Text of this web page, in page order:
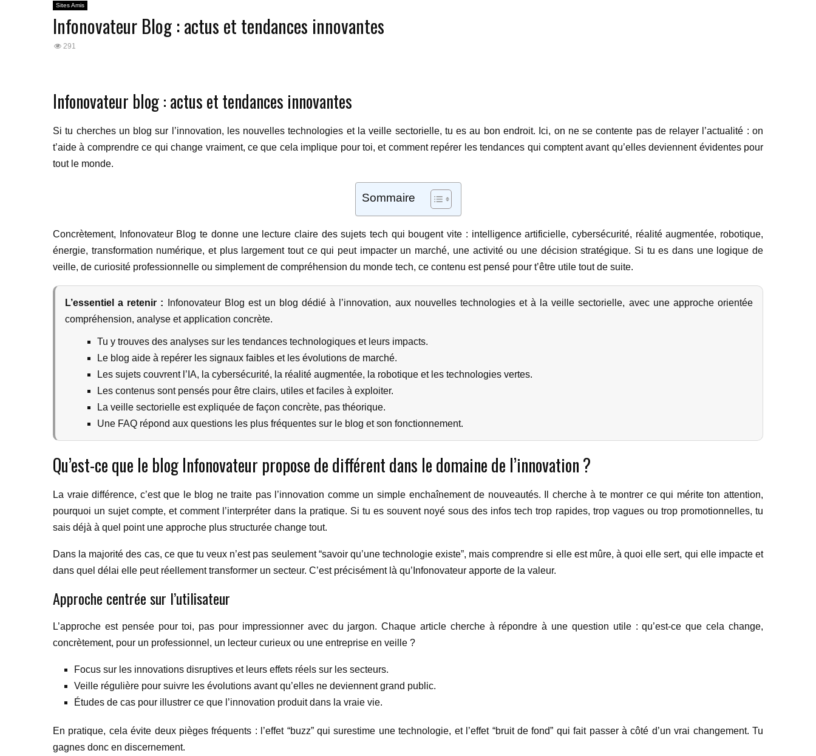
Sites Amis
Infonovateur Blog : actus et tendances innovantes
291
Infonovateur blog : actus et tendances innovantes
Si tu cherches un blog sur l’innovation, les nouvelles technologies et la veille sectorielle, tu es au bon endroit. Ici, on ne se contente pas de relayer l’actualité : on
t’aide à comprendre ce qui change vraiment, ce que cela implique pour toi, et comment repérer les tendances qui comptent avant qu’elles deviennent évidentes pour
tout le monde.
Sommaire
Concrètement, Infonovateur Blog te donne une lecture claire des sujets tech qui bougent vite : intelligence artificielle, cybersécurité, réalité augmentée, robotique,
énergie, transformation numérique, et plus largement tout ce qui peut impacter un marché, une activité ou une décision stratégique. Si tu es dans une logique de
veille, de curiosité professionnelle ou simplement de compréhension du monde tech, ce contenu est pensé pour t’être utile tout de suite.
L’essentiel a retenir : Infonovateur Blog est un blog dédié à l’innovation, aux nouvelles technologies et à la veille sectorielle, avec une approche orientée
compréhension, analyse et application concrète.
Tu y trouves des analyses sur les tendances technologiques et leurs impacts.
Le blog aide à repérer les signaux faibles et les évolutions de marché.
Les sujets couvrent l’IA, la cybersécurité, la réalité augmentée, la robotique et les technologies vertes.
Les contenus sont pensés pour être clairs, utiles et faciles à exploiter.
La veille sectorielle est expliquée de façon concrète, pas théorique.
Une FAQ répond aux questions les plus fréquentes sur le blog et son fonctionnement.
Qu’est-ce que le blog Infonovateur propose de différent dans le domaine de l’innovation ?
La vraie différence, c’est que le blog ne traite pas l’innovation comme un simple enchaînement de nouveautés. Il cherche à te montrer ce qui mérite ton attention,
pourquoi un sujet compte, et comment l’interpréter dans la pratique. Si tu es souvent noyé sous des infos tech trop rapides, trop vagues ou trop promotionnelles, tu
sais déjà à quel point une approche plus structurée change tout.
Dans la majorité des cas, ce que tu veux n’est pas seulement “savoir qu’une technologie existe”, mais comprendre si elle est mûre, à quoi elle sert, qui elle impacte et
dans quel délai elle peut réellement transformer un secteur. C’est précisément là qu’Infonovateur apporte de la valeur.
Approche centrée sur l’utilisateur
L’approche est pensée pour toi, pas pour impressionner avec du jargon. Chaque article cherche à répondre à une question utile : qu’est-ce que cela change,
concrètement, pour un professionnel, un lecteur curieux ou une entreprise en veille ?
Focus sur les innovations disruptives et leurs effets réels sur les secteurs.
Veille régulière pour suivre les évolutions avant qu’elles ne deviennent grand public.
Études de cas pour illustrer ce que l’innovation produit dans la vraie vie.
En pratique, cela évite deux pièges fréquents : l’effet “buzz” qui surestime une technologie, et l’effet “bruit de fond” qui fait passer à côté d’un vrai changement. Tu
gagnes donc en discernement.